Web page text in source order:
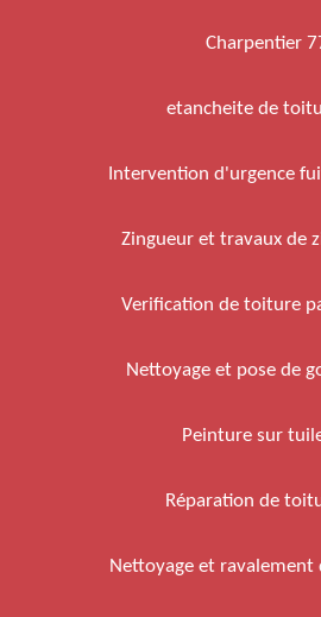
Charpentier
etancheite de
Intervention d'urgence
Zingueur et travaux de
Verification de toiture
Nettoyage et pose de
Peinture sur
Réparation de
Nettoyage et ravalement